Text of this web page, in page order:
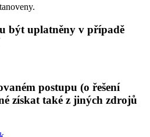
být uplatněny v případě
postupu (o řešení
získat také z jiných zdrojů